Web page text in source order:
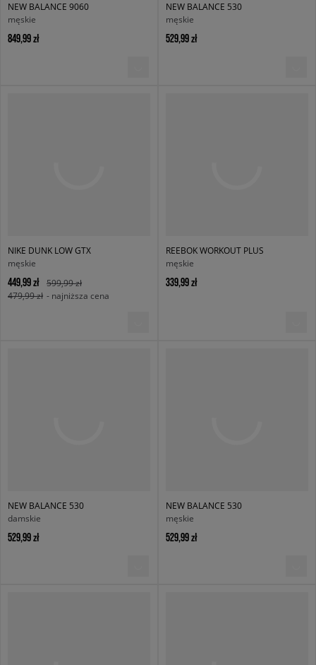
NEW BALANCE 9060
męskie
849,99 zł
NEW BALANCE 530
męskie
529,99 zł
NIKE DUNK LOW GTX
męskie
449,99 zł
599,99 zł
479,99 zł - najniższa cena
REEBOK WORKOUT PLUS
męskie
339,99 zł
NEW BALANCE 530
damskie
529,99 zł
NEW BALANCE 530
męskie
529,99 zł